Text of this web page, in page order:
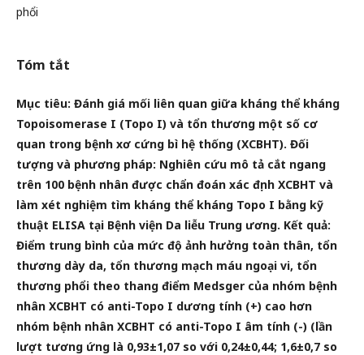
phổi
Tóm tắt
Mục tiêu: Đánh giá mối liên quan giữa kháng thể kháng
Topoisomerase I (Topo I) và tổn thương một số cơ
quan trong bệnh xơ cứng bì hệ thống (XCBHT). Đối
tượng và phương pháp: Nghiên cứu mô tả cắt ngang
trên 100 bệnh nhân được chẩn đoán xác định XCBHT và
làm xét nghiệm tìm kháng thể kháng Topo I bằng kỹ
thuật ELISA tại Bệnh viện Da liễu Trung ương. Kết quả:
Điểm trung bình của mức độ ảnh hưởng toàn thân, tổn
thương dày da, tổn thương mạch máu ngoại vi, tổn
thương phổi theo thang điểm Medsger của nhóm bệnh
nhân XCBHT có anti-Topo I dương tính (+) cao hơn
nhóm bệnh nhân XCBHT có anti-Topo I âm tính (-) (lần
lượt tương ứng là 0,93±1,07 so với 0,24±0,44; 1,6±0,7 so